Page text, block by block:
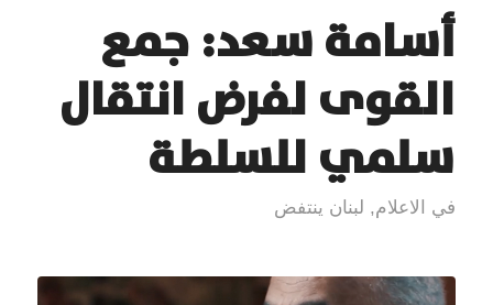
أسامة سعد: جمع
القوى لفرض انتقال
سلمي للسلطة
في الاعلام, لبنان ينتفض